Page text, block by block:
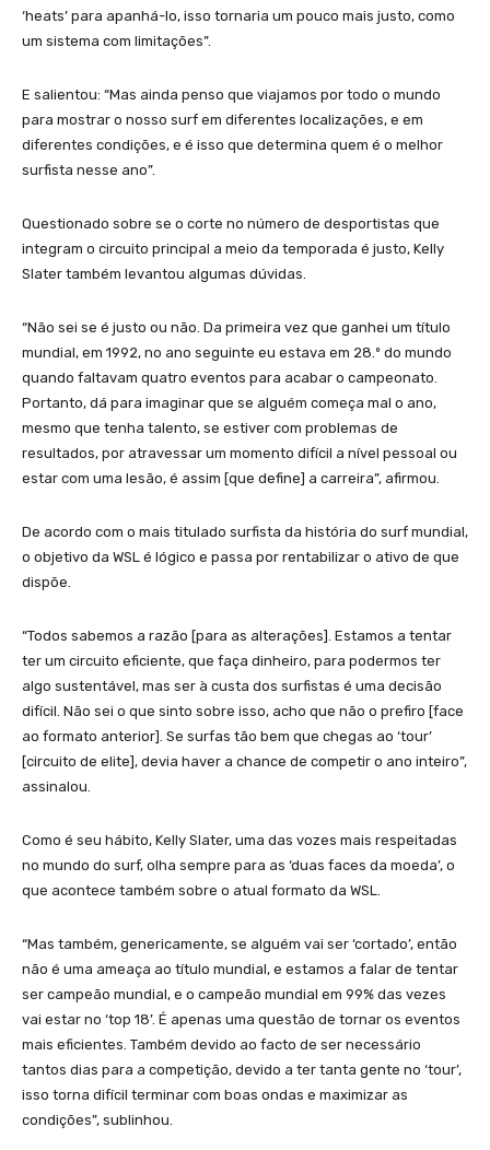
‘heats’ para apanhá-lo, isso tornaria um pouco mais justo, como
um sistema com limitações”.
E salientou: “Mas ainda penso que viajamos por todo o mundo
para mostrar o nosso surf em diferentes localizações, e em
diferentes condições, e é isso que determina quem é o melhor
surfista nesse ano”.
Questionado sobre se o corte no número de desportistas que
integram o circuito principal a meio da temporada é justo, Kelly
Slater também levantou algumas dúvidas.
“Não sei se é justo ou não. Da primeira vez que ganhei um título
mundial, em 1992, no ano seguinte eu estava em 28.º do mundo
quando faltavam quatro eventos para acabar o campeonato.
Portanto, dá para imaginar que se alguém começa mal o ano,
mesmo que tenha talento, se estiver com problemas de
resultados, por atravessar um momento difícil a nível pessoal ou
estar com uma lesão, é assim [que define] a carreira”, afirmou.
De acordo com o mais titulado surfista da história do surf mundial,
o objetivo da WSL é lógico e passa por rentabilizar o ativo de que
dispõe.
“Todos sabemos a razão [para as alterações]. Estamos a tentar
ter um circuito eficiente, que faça dinheiro, para podermos ter
algo sustentável, mas ser à custa dos surfistas é uma decisão
difícil. Não sei o que sinto sobre isso, acho que não o prefiro [face
ao formato anterior]. Se surfas tão bem que chegas ao ‘tour’
[circuito de elite], devia haver a chance de competir o ano inteiro”,
assinalou.
Como é seu hábito, Kelly Slater, uma das vozes mais respeitadas
no mundo do surf, olha sempre para as ‘duas faces da moeda’, o
que acontece também sobre o atual formato da WSL.
“Mas também, genericamente, se alguém vai ser ‘cortado’, então
não é uma ameaça ao título mundial, e estamos a falar de tentar
ser campeão mundial, e o campeão mundial em 99% das vezes
vai estar no ‘top 18’. É apenas uma questão de tornar os eventos
mais eficientes. Também devido ao facto de ser necessário
tantos dias para a competição, devido a ter tanta gente no ‘tour’,
isso torna difícil terminar com boas ondas e maximizar as
condições”, sublinhou.